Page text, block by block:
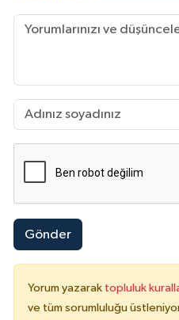
Gönder
Yorum yazarak topluluk
ve tüm sorumluluğu